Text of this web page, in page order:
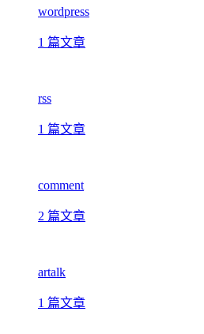
wordpress
1 篇文章
rss
1 篇文章
comment
2 篇文章
artalk
1 篇文章